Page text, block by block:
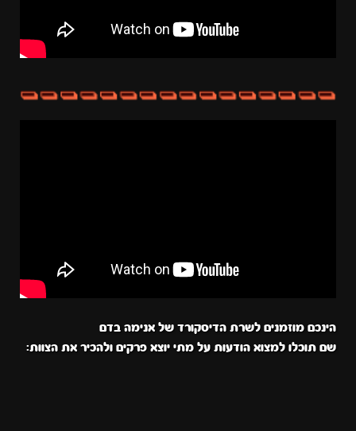
הינכם מוזמנים לשרת הדיסקורד של אנימה בדם
שם תוכלו למצוא הודעות על מתי יוצא פרקים ולהכיר את הצוות: